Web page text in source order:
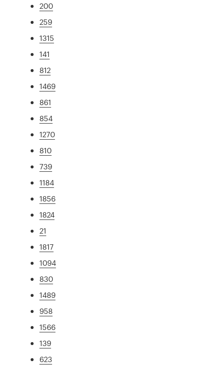
200
259
1315
141
812
1469
861
854
1270
810
739
1184
1856
1824
21
1817
1094
830
1489
958
1566
139
623